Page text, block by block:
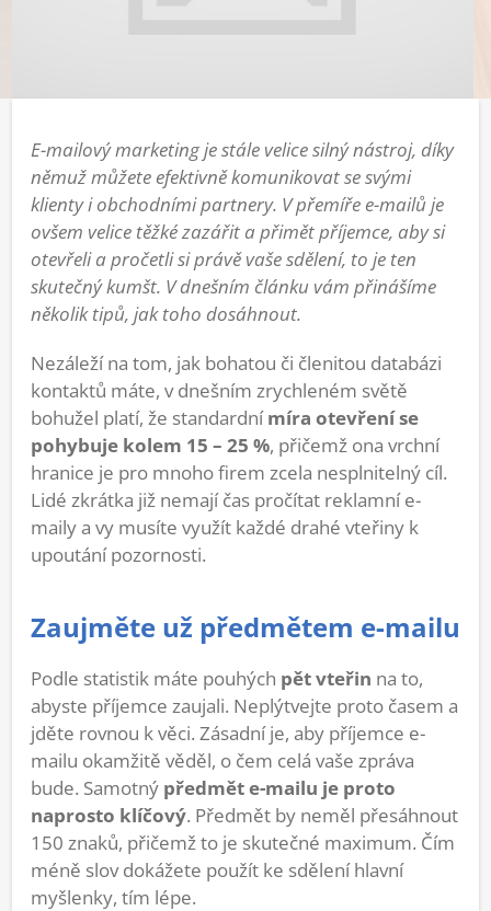
E-mailový marketing je stále velice silný nástroj, díky
němuž můžete efektivně komunikovat se svými
klienty i obchodními partnery. V přemíře e-mailů je
ovšem velice těžké zazářit a přimět příjemce, aby si
otevřeli a pročetli si právě vaše sdělení, to je ten
skutečný kumšt. V dnešním článku vám přinášíme
několik tipů, jak toho dosáhnout.
Nezáleží na tom, jak bohatou či členitou databázi
kontaktů máte, v dnešním zrychleném světě
bohužel platí, že standardnímíra otevření se
pohybuje kolem 15 – 25 %, přičemž ona vrchní
hranice je pro mnoho firem zcela nesplnitelný cíl.
Lidé zkrátka již nemají čas pročítat reklamní e-
maily a vy musíte využít každé drahé vteřiny k
upoutání pozornosti.
Zaujměte už předmětem e-mailu
Podle statistik máte pouhých pět vteřin na to,
abyste příjemce zaujali. Neplýtvejte proto časem a
jděte rovnou k věci. Zásadní je, aby příjemce e-
mailu okamžitě věděl, o čem celá vaše zpráva
bude. Samotný předmět e-mailu je proto
naprosto klíčový. Předmět by neměl přesáhnout
150 znaků, přičemž to je skutečné maximum. Čím
méně slov dokážete použít ke sdělení hlavní
myšlenky, tím lépe.